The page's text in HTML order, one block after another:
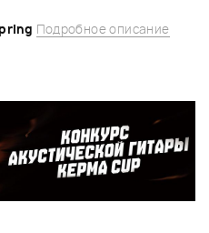
Подробное описание